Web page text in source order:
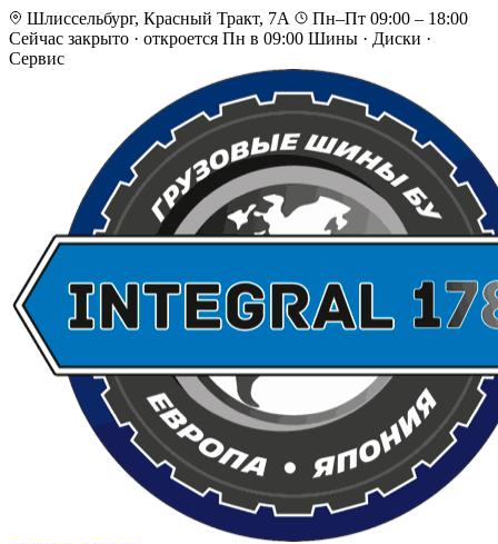
Шлиссельбург, Красный Тракт, 7А
Пн–Пт 09:00 – 18:00
Сейчас закрыто · откроется Пн в 09:00 Шины · Диски ·
Сервис